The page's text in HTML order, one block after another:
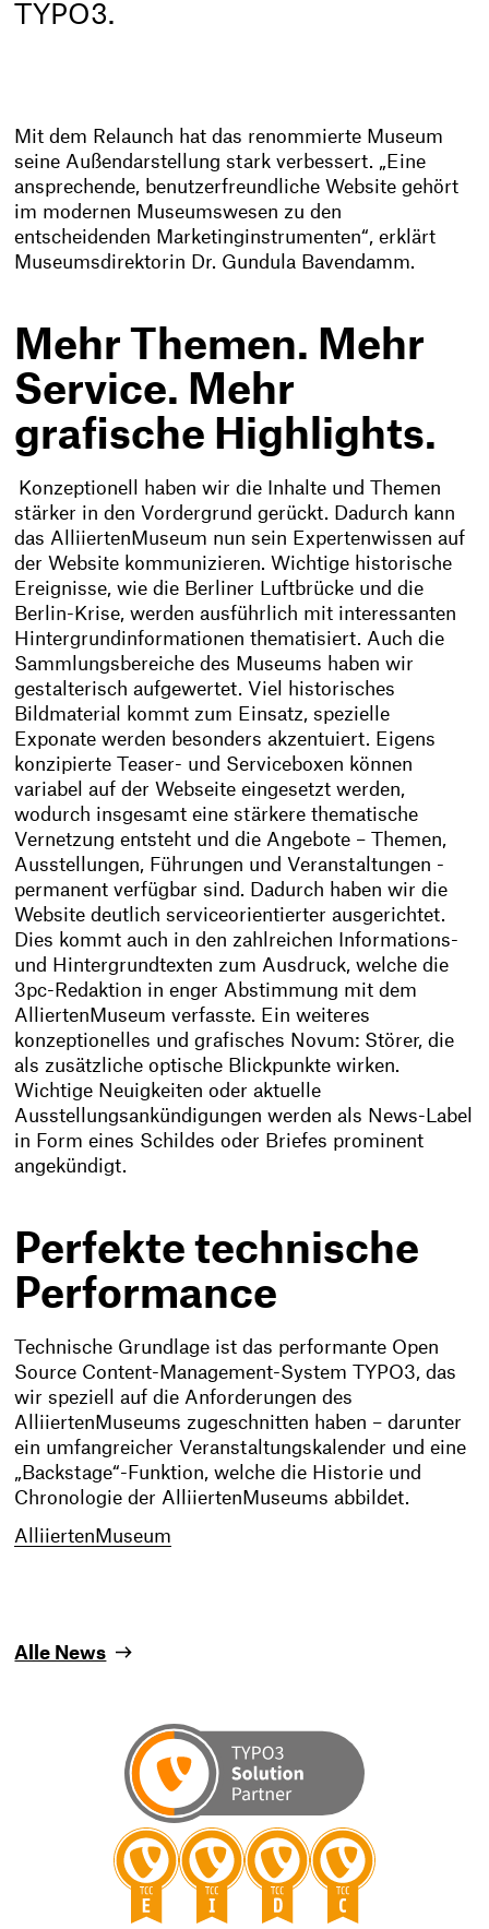
TYPO3.
Mit dem Relaunch hat das renommierte Museum
seine Außendarstellung stark verbessert. „Eine
ansprechende, benutzerfreundliche Website gehört
im modernen Museumswesen zu den
entscheidenden Marketinginstrumenten“, erklärt
Museumsdirektorin Dr. Gundula Bavendamm.
Mehr Themen. Mehr
Service. Mehr
grafische Highlights.
Konzeptionell haben wir die Inhalte und Themen
stärker in den Vordergrund gerückt. Dadurch kann
das AlliiertenMuseum nun sein Expertenwissen auf
der Website kommunizieren. Wichtige historische
Ereignisse, wie die Berliner Luftbrücke und die
Berlin-Krise, werden ausführlich mit interessanten
Hintergrundinformationen thematisiert. Auch die
Sammlungsbereiche des Museums haben wir
gestalterisch aufgewertet. Viel historisches
Bildmaterial kommt zum Einsatz, spezielle
Exponate werden besonders akzentuiert. Eigens
konzipierte Teaser- und Serviceboxen können
variabel auf der Webseite eingesetzt werden,
wodurch insgesamt eine stärkere thematische
Vernetzung entsteht und die Angebote – Themen,
Ausstellungen, Führungen und Veranstaltungen -
permanent verfügbar sind. Dadurch haben wir die
Website deutlich serviceorientierter ausgerichtet.
Dies kommt auch in den zahlreichen Informations-
und Hintergrundtexten zum Ausdruck, welche die
3pc-Redaktion in enger Abstimmung mit dem
AlliertenMuseum verfasste. Ein weiteres
konzeptionelles und grafisches Novum: Störer, die
als zusätzliche optische Blickpunkte wirken.
Wichtige Neuigkeiten oder aktuelle
Ausstellungsankündigungen werden als News-Label
in Form eines Schildes oder Briefes prominent
angekündigt.
Perfekte technische
Performance
Technische Grundlage ist das performante Open
Source Content-Management-System TYPO3, das
wir speziell auf die Anforderungen des
AlliiertenMuseums zugeschnitten haben – darunter
ein umfangreicher Veranstaltungskalender und eine
„Backstage“-Funktion, welche die Historie und
Chronologie der AlliiertenMuseums abbildet.
AlliiertenMuseum
Alle News